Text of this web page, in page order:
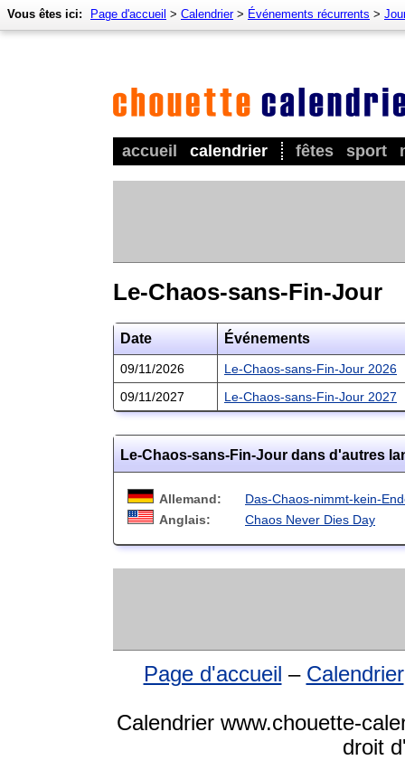
accueil calendrier fêtes sport
Vous êtes ici: Page d'accueil > Calendrier> Événements récurrents >
Le-Chaos-sans-Fin-Jour
Date Événements
09/11/2026
Le-Chaos-sans-Fin-Jour 2026
09/11/2027
Le-Chaos-sans-Fin-Jour 2027
Le-Chaos-sans-Fin-Jour dans d'autres
Allemand:
Das-Chaos-nimmt-kein-
Anglais:
Chaos Never Dies Day
Page d'accueil – Calendrier
Calendrier www.chouette-
droit